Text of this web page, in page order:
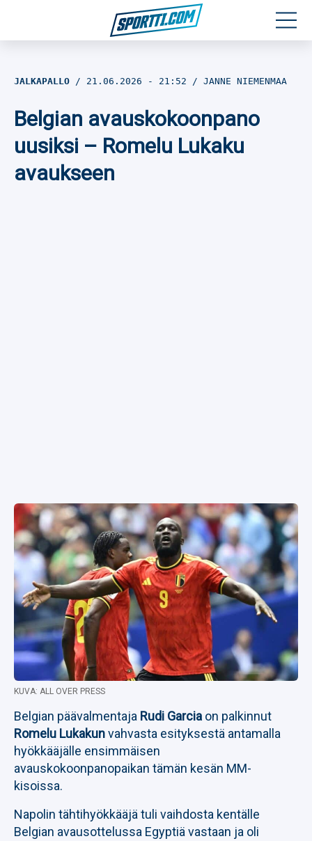
Jalkapallo
Yleisurheilu
JALKAPALLO 21.06.2026 - 21:52 JANNE NIEMENMAA
Belgian avauskokoonpano
uusiksi – Romelu Lukaku
avaukseen
KUVA: ALL OVER PRESS
Belgian päävalmentaja Rudi Garcia on palkinnut
Romelu Lukakunvahvasta esityksestä antamalla
hyökkääjälle ensimmäisen
avauskokoonpanopaikan tämän kesän MM-
kisoissa.
Napolin tähtihyökkääjä tuli vaihdosta kentälle
Belgian avausottelussa Egyptiä vastaan ja oli